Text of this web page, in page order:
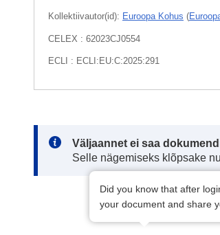
Kollektiivautor(id): Euroopa Kohus (
CELEX : 62023CJ0554
ECLI : ECLI:EU:C:2025:291
Note:
Väljaannet ei saa
Selle nägemiseks klõpsake
Did you know that after
your document and share